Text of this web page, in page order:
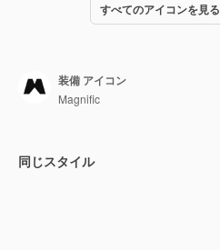
すべてのアイコンを見る
装備 アイコン
Magnific
同じスタイル